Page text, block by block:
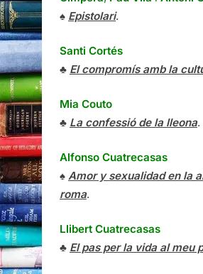
♠ Epistolari.
Santi Cortés
♣ El compromís amb la
Mia Couto
♣ La confessió de la lleona.
Alfonso Cuatrecasas
♠ Amor y sexualidad en la
roma.
Llibert Cuatrecasas
♣ El pas per la vida al meu